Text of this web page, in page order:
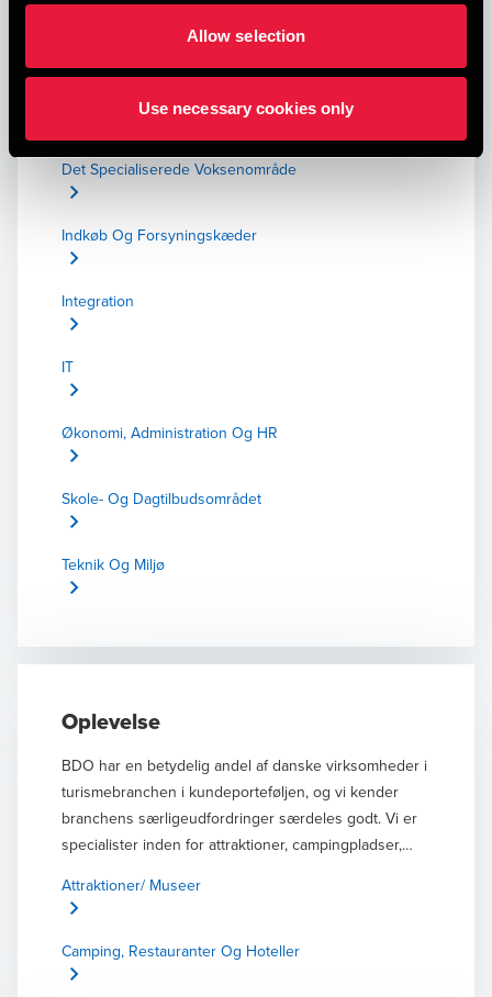
Allow selection
Use necessary cookies only
Det Specialiserede Børneområde
Ungeområdet
Det Specialiserede Voksenområde
Indkøb Og Forsyningskæder
Integration
IT
Økonomi, Administration Og HR
Skole- Og Dagtilbudsområdet
Teknik Og Miljø
Oplevelse
BDO har en betydelig andel af danske virksomheder i
turismebranchen i kundeporteføljen, og vi kender
branchens særligeudfordringer særdeles godt. Vi er
specialister inden for attraktioner, campingpladser,
konkret og holder fokus på at optimere og sikre jeres
Attraktioner/ Museer
Camping, Restauranter Og Hoteller